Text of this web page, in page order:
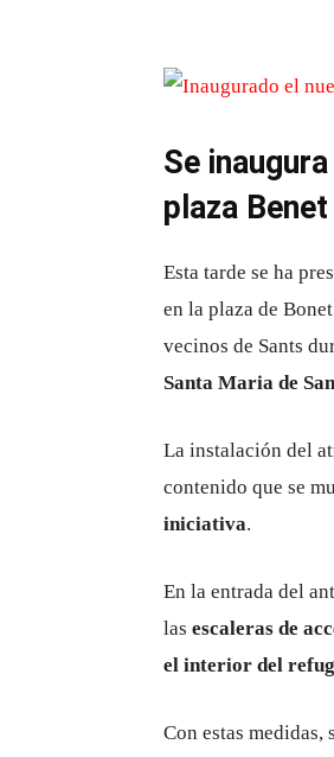
Se
plaza
Esta tarde se ha
en la plaza de
vecinos de Sants
Santa Maria de
La instalación del
contenido que se
iniciativa.
En la entrada del
las escaleras de
el interior del
Con estas medidas,